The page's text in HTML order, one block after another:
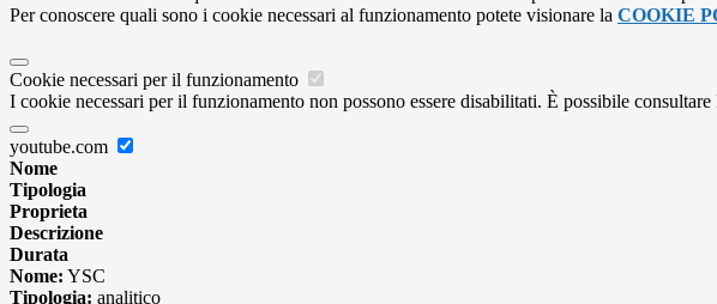
Per conoscere quali sono i cookie necessari al funzionamento potete visionare la COOKIE
Cookie necessari per il funzionamento
I cookie necessari per il funzionamento non possono essere disabilitati. È possibile
youtube.com
Nome
Tipologia
Proprieta
Descrizione
Durata
Nome: YSC
Tipologia: analitico